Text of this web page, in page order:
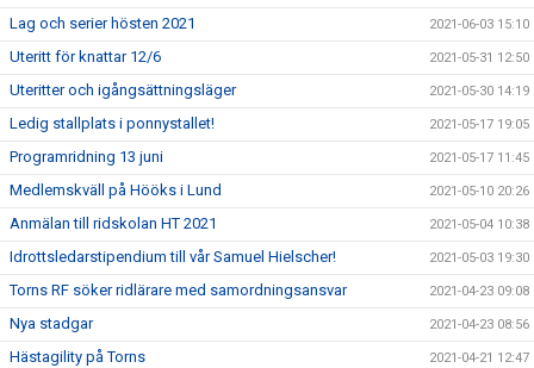
Lag och serier hösten 2021 2021-06-03 15:10
Uteritt för knattar 12/6 2021-05-31 12:50
Uteritter och igångsättningsläger 2021-05-30 14:19
Ledig stallplats i ponnystallet! 2021-05-17 19:05
Programridning 13 juni 2021-05-17 11:45
Medlemskväll på Hööks i Lund 2021-05-10 20:26
Anmälan till ridskolan HT 2021 2021-05-04 10:38
Idrottsledarstipendium till vår Samuel Hielscher! 2021-05-03 19:30
Torns RF söker ridlärare med samordningsansvar 2021-04-23 09:08
Nya stadgar 2021-04-23 08:56
Hästagility på Torns 2021-04-21 12:47